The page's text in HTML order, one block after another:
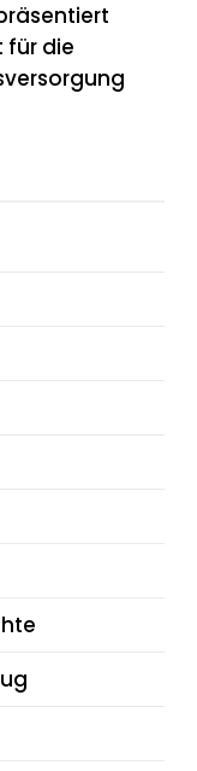
für die